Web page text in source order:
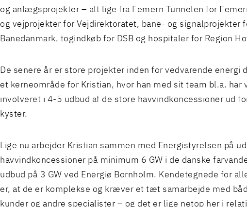
og anlægsprojekter – alt lige fra Femern Tunnelen for
og vejprojekter for Vejdirektoratet, bane- og signalprojekter
Banedanmark, togindkøb for DSB og hospitaler for Region
De senere år er store projekter inden for vedvarende energi
et kerneområde for Kristian, hvor han med sit team bl.a. har
involveret i 4-5 udbud af de store havvindkoncessioner ud
kyster.
Lige nu arbejder Kristian sammen med Energistyrelsen på
havvindkoncessioner på minimum 6 GW i de danske
udbud på 3 GW ved Energiø Bornholm. Kendetegnede for
er, at de er komplekse og kræver et tæt samarbejde med
kunder og andre specialister – og det er lige netop her i